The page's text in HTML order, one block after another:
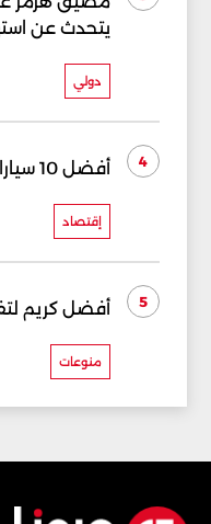
يتحدث عن
دولي
4 أفضل 10 سيارات مناسبة للشباب
إقتصاد
5 أفضل كريم
منوعات